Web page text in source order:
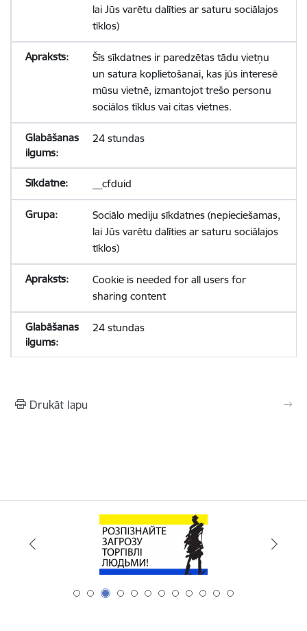
lai Jūs varētu dalīties ar saturu sociālajos
tīklos)
Šīs sīkdatnes ir paredzētas tādu vietņu
un satura koplietošanai, kas jūs interesē
mūsu vietnē, izmantojot trešo personu
sociālos tīklus vai citas vietnes.
24 stundas
__cfduid
Sociālo mediju sīkdatnes (nepieciešamas,
lai Jūs varētu dalīties ar saturu sociālajos
tīklos)
Cookie is needed for all users for
sharing content
24 stundas
Drukāt lapu